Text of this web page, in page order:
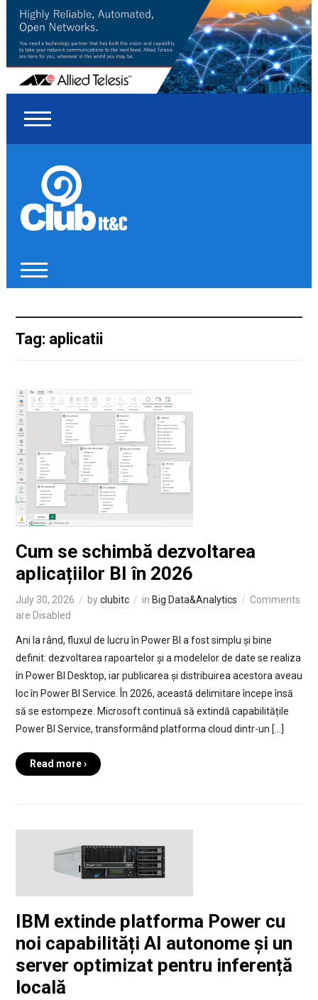
Tag: aplicatii
Cum se schimbă dezvoltarea
aplicațiilor BI în 2026
July 30, 2026 byclubitc in Big Data&Analytics
Comments
are Disabled
Ani la rând, fluxul de lucru în Power BI a fost simplu și bine
definit: dezvoltarea rapoartelor și a modelelor de date se realiza
în Power BI Desktop, iar publicarea și distribuirea acestora aveau
loc în Power BI Service. În 2026, această delimitare începe însă
să se estompeze. Microsoft continuă să extindă capabilitățile
Power BI Service, transformând platforma cloud dintr-un […]
Read more ›
IBM extinde platforma Power cu
noi capabilități AI autonome și un
server optimizat pentru inferență
locală